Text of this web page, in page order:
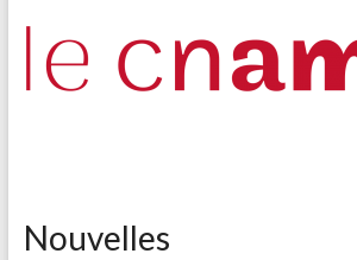
Nouvelles